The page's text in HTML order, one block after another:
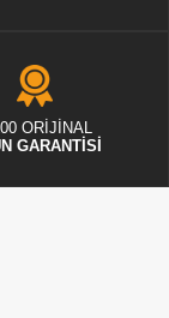
ORİJİNAL
GARANTİSİ